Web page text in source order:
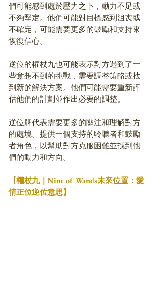
們可能感到處於壓力之下，動力不足或
不夠堅定。他們可能對目標感到沮喪或
不確定，可能需要更多的鼓勵和支持來
恢復信心。
逆位的權杖九也可能表示對方遇到了一
些意想不到的挑戰，需要調整策略或找
到新的解決方案。他們可能需要重新評
估他們的計劃並作出必要的調整。
逆位牌代表需要更多的關注和理解對方
的處境。提供一個支持的聆聽者和鼓勵
者角色，以幫助對方克服困難並找到他
們的動力和方向。
【權杖九｜Nine of Wands未來位置：愛
情正位逆位意思】